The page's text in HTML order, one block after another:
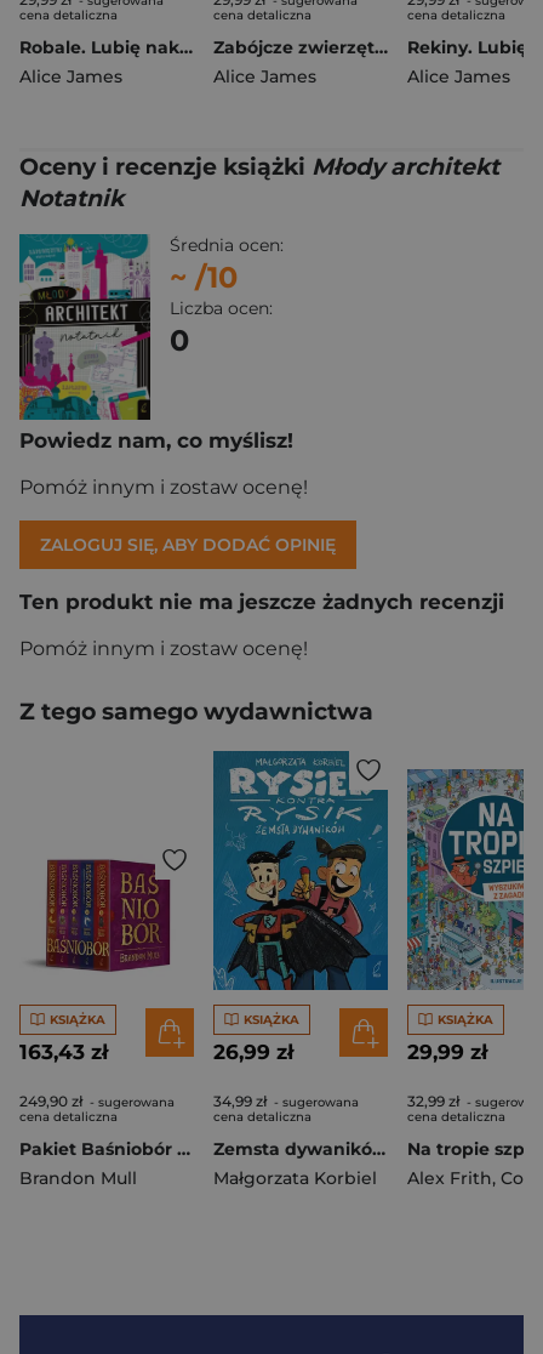
cena detaliczna
Robale. Lubię naklejać
Alice James
cena detaliczna
Zabójcze zwierzęta. Lubię naklejać
Alice James
cena detaliczna
Alice James
Oceny i recenzje książki Młody architekt
Notatnik
Średnia ocen:
~ /10
Liczba ocen:
0
Powiedz nam, co myślisz!
Pomóż innym i zostaw ocenę!
ZALOGUJ SIĘ, ABY DODAĆ OPINIĘ
Ten produkt nie ma jeszcze żadnych recenzji
Pomóż innym i zostaw ocenę!
Z tego samego wydawnictwa
KSIĄŻKA
163,43 zł
249,90 zł - sugerowana
cena detaliczna
Pakiet Baśniobór (barwione brzegi)
Brandon Mull
KSIĄŻKA
26,99 zł
34,99 zł - sugerowana
cena detaliczna
Zemsta dywaników. Rysiek kontra Rysik. Tom 1
Małgorzata Korbiel
KSIĄŻKA
29,99 zł
32,99 zł -
cena detaliczna
Alex Frith, Cowan